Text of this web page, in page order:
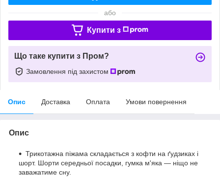
або
Купити з
Що таке купити з Пром?
Замовлення під захистом
Опис Доставка Оплата Умови повернення
Опис
Трикотажна піжама складається з кофти на ґудзиках і
шорт. Шорти середньої посадки, гумка м'яка — ніщо не
заважатиме сну.